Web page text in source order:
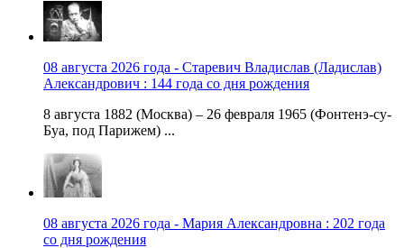
08 августа 2026 года - Старевич Владислав (Ладислав)
Александрович : 144 года со дня рождения
8 августа 1882 (Москва) – 26 февраля 1965 (Фонтенэ-су-
Буа, под Парижем) ...
08 августа 2026 года - Мария Александровна : 202 года
со дня рождения